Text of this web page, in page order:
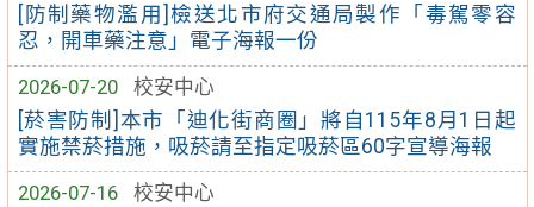
[防制藥物濫用]檢送北市府交通局製作「毒駕零容
忍，開車藥注意」電子海報一份
2026-07-20
校安中心
[菸害防制]本市「迪化街商圈」將自115年8月1日起
實施禁菸措施，吸菸請至指定吸菸區60字宣導海報
2026-07-16
校安中心